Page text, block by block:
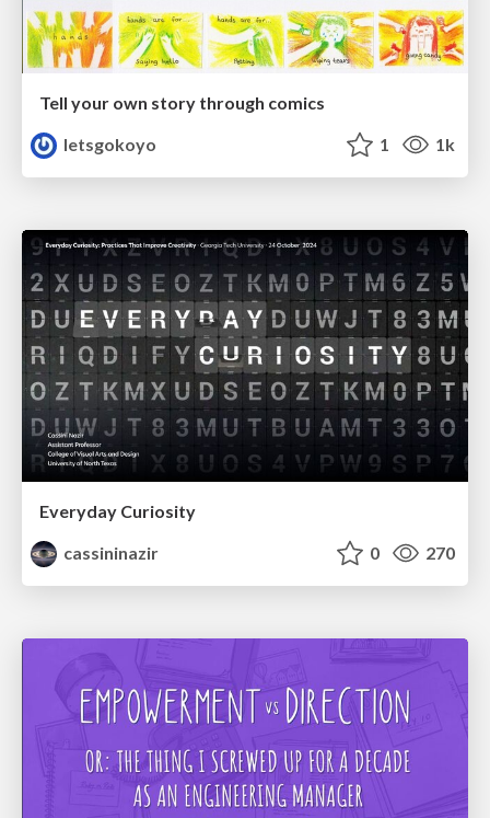
Tell your own story through comics
letsgokoyo
1 1k
Everyday Curiosity
cassininazir
0 270